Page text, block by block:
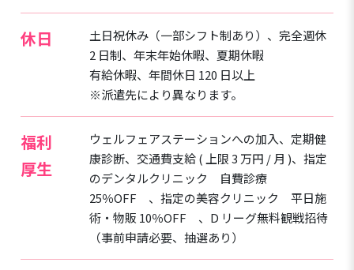
休日
土日祝休み（一部シフト制あり）、完全週休
2 日制、年末年始休暇、夏期休暇
有給休暇、年間休日 120 日以上
※派遣先により異なります。
福利
厚生
ウェルフェアステーションへの加入、定期健
康診断、交通費支給 ( 上限 3 万円 / 月 )、指定
のデンタルクリニック 自費診療
25％OFF 、指定の美容クリニック 平日施
術・物販 10％OFF 、D リーグ無料観戦招待
（事前申請必要、抽選あり）